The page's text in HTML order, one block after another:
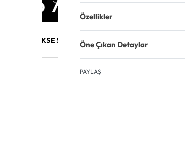
PURO AKSESUARLARI KALEM VE AKSESUAR
Özellikler
Öne Çıkan Detaylar
PAYLAŞ